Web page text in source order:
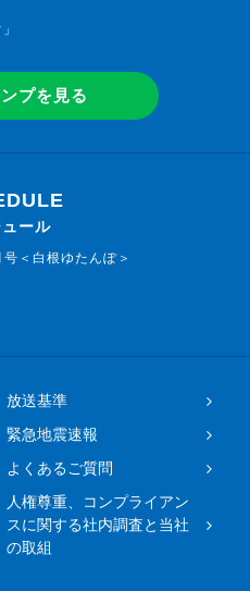
プを見る
ール
＜白根ゆたんぽ＞
放送基準
緊急地震速報
よくあるご質問
人権尊重、コンプライアン
スに関する社内調査と当社
の取組